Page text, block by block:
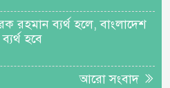
রহমান ব্যর্থ হলে, বাংলাদেশ
ব্যর্থ হবে
আরো সংবাদ